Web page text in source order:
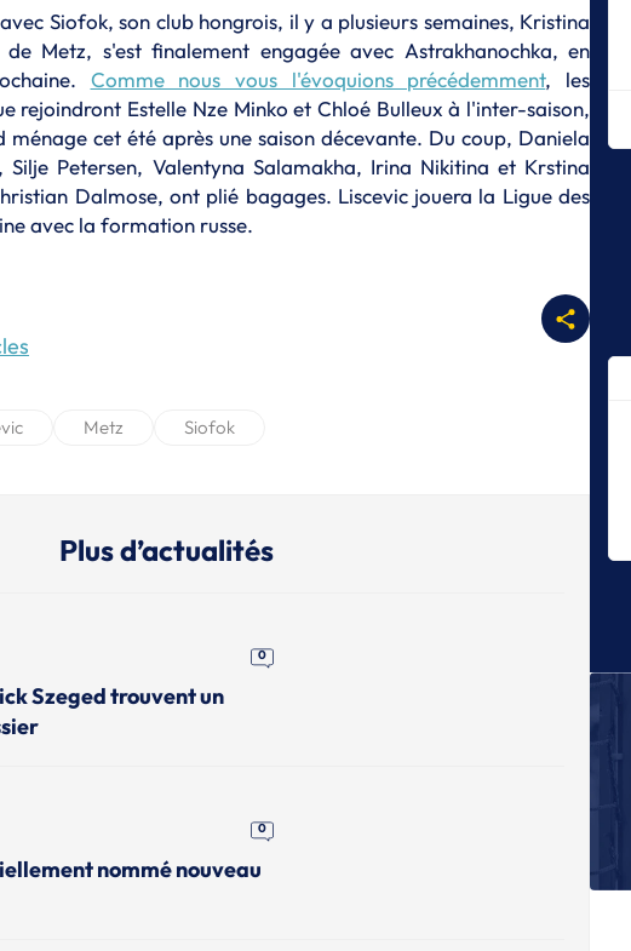
Siofok, son club hongrois, il y a plusieurs semaines, Kristina
de Metz, s'est finalement engagée avec Astrakhanochka, en
Comme nous vous l'évoquions précédemment, les
rejoindront Estelle Nze Minko et Chloé Bulleux à l'inter-saison,
cet été après une saison décevante. Du coup, Daniela
Silje Petersen, Valentyna Salamakha, Irina Nikitina et Krstina
Dalmose, ont plié bagages. Liscevic jouera la Ligue des
avec la formation russe.
Metz Siofok
Plus d’actualités
0
Szeged trouvent un
0
nommé nouveau